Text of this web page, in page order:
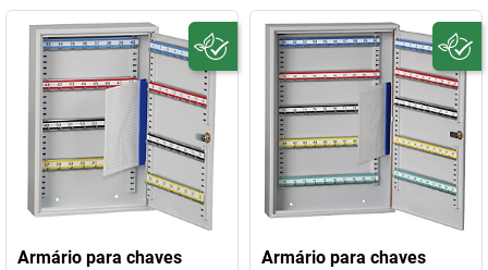
Armário para chaves Armário para chaves